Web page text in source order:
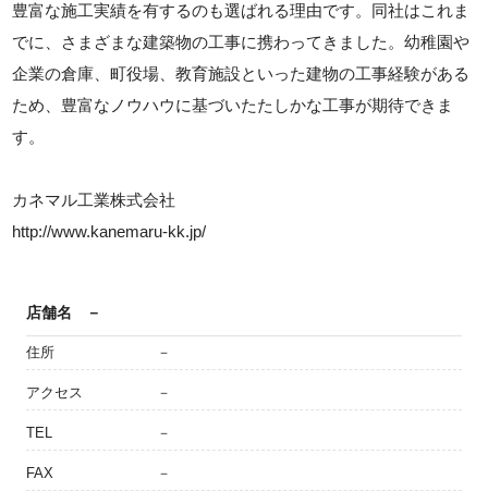
豊富な施工実績を有するのも選ばれる理由です。同社はこれま
でに、さまざまな建築物の工事に携わってきました。幼稚園や
企業の倉庫、町役場、教育施設といった建物の工事経験がある
ため、豊富なノウハウに基づいたたしかな工事が期待できま
す。
カネマル工業株式会社
http://www.kanemaru-kk.jp/
店舗名 －
住所 －
アクセス －
TEL －
FAX －